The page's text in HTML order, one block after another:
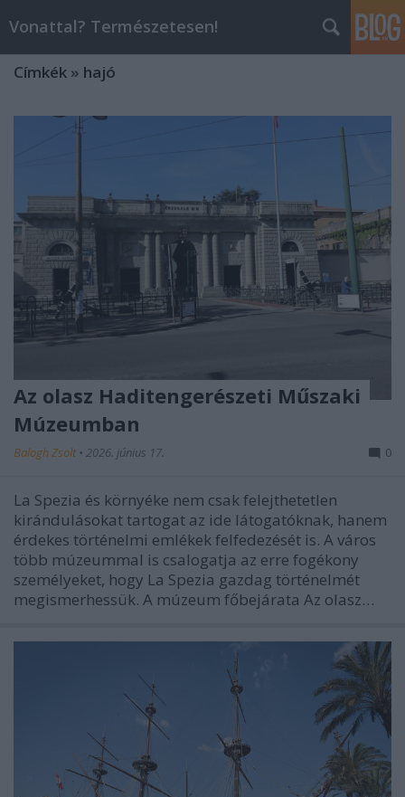
Vonattal? Természetesen!
Címkék » hajó
Az olasz Haditengerészeti Műszaki
Múzeumban
Balogh Zsolt • 2026. június 17. 0
La Spezia és környéke nem csak felejthetetlen
kirándulásokat tartogat az ide látogatóknak, hanem
érdekes történelmi emlékek felfedezését is. A város
több múzeummal is csalogatja az erre fogékony
személyeket, hogy La Spezia gazdag történelmét
megismerhessük. A múzeum főbejárata Az olasz…